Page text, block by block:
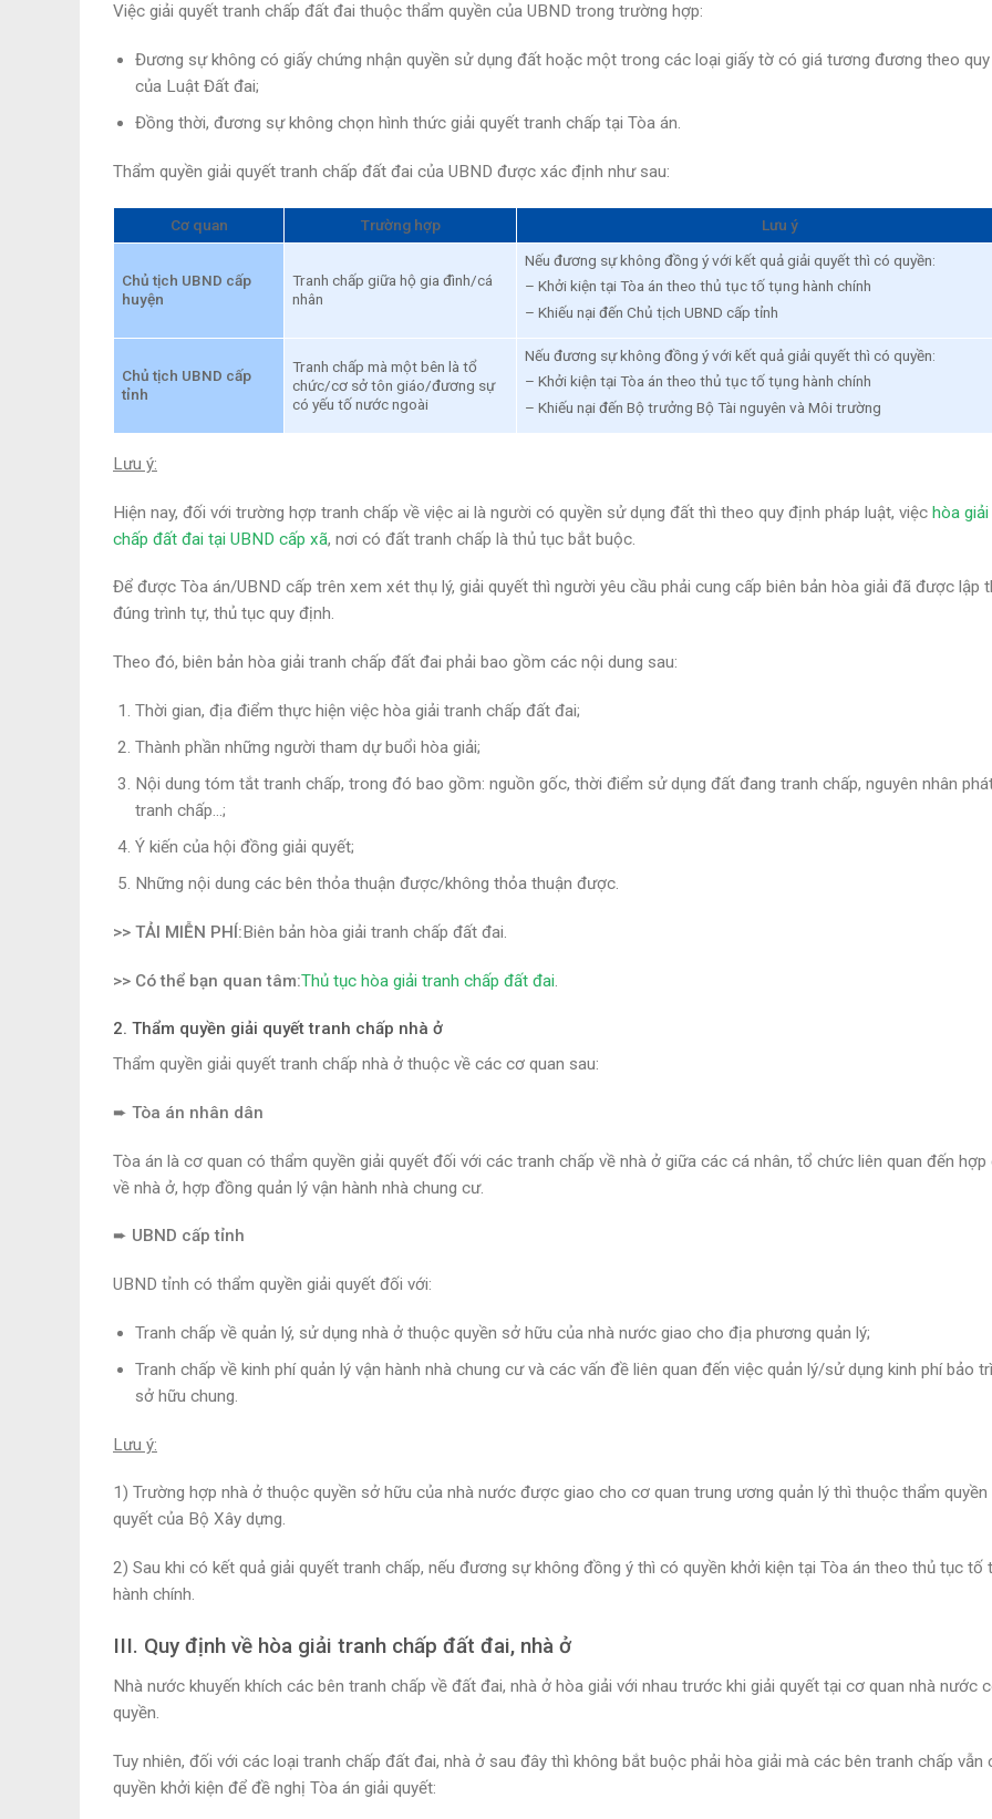
Việc giải quyết tranh chấp đất đai thuộc thẩm quyền của UBND trong trường hợp:
Đương sự không có giấy chứng nhận quyền sử dụng đất hoặc một trong các loại giấy tờ có giá tương đương theo
của Luật Đất đai;
Đồng thời, đương sự không chọn hình thức giải quyết tranh chấp tại Tòa án.
Thẩm quyền giải quyết tranh chấp đất đai của UBND được xác định như sau:
Cơ quan Trường hợp Lưu ý
Chủ tịch UBND cấp
huyện
Tranh chấp giữa hộ gia đình/cá
nhân
Nếu đương sự không đồng ý với kết quả giải quyết thì có quyền:
– Khởi kiện tại Tòa án theo thủ tục tố tụng hành chính
– Khiếu nại đến Chủ tịch UBND cấp tỉnh
Chủ tịch UBND cấp
tỉnh
Tranh chấp mà một bên là tổ
chức/cơ sở tôn giáo/đương sự
có yếu tố nước ngoài
Nếu đương sự không đồng ý với kết quả giải quyết thì có quyền:
– Khởi kiện tại Tòa án theo thủ tục tố tụng hành chính
– Khiếu nại đến Bộ trưởng Bộ Tài nguyên và Môi trường
Lưu ý:
Hiện nay, đối với trường hợp tranh chấp về việc ai là người có quyền sử dụng đất thì theo quy định pháp luật, việc hòa
chấp đất đai tại UBND cấp xã, nơi có đất tranh chấp là thủ tục bắt buộc.
Để được Tòa án/UBND cấp trên xem xét thụ lý, giải quyết thì người yêu cầu phải cung cấp biên bản hòa giải đã được lập
đúng trình tự, thủ tục quy định.
Theo đó, biên bản hòa giải tranh chấp đất đai phải bao gồm các nội dung sau:
Thời gian, địa điểm thực hiện việc hòa giải tranh chấp đất đai;
Thành phần những người tham dự buổi hòa giải;
Nội dung tóm tắt tranh chấp, trong đó bao gồm: nguồn gốc, thời điểm sử dụng đất đang tranh chấp, nguyên nhân
tranh chấp…;
Ý kiến của hội đồng giải quyết;
Những nội dung các bên thỏa thuận được/không thỏa thuận được.
>> TẢI MIỄN PHÍ:Biên bản hòa giải tranh chấp đất đai.
>> Có thể bạn quan tâm:Thủ tục hòa giải tranh chấp đất đai.
2. Thẩm quyền giải quyết tranh chấp nhà ở
Thẩm quyền giải quyết tranh chấp nhà ở thuộc về các cơ quan sau:
➨ Tòa án nhân dân
Tòa án là cơ quan có thẩm quyền giải quyết đối với các tranh chấp về nhà ở giữa các cá nhân, tổ chức liên quan đến hợp
về nhà ở, hợp đồng quản lý vận hành nhà chung cư.
➨ UBND cấp tỉnh
UBND tỉnh có thẩm quyền giải quyết đối với:
Tranh chấp về quản lý, sử dụng nhà ở thuộc quyền sở hữu của nhà nước giao cho địa phương quản lý;
Tranh chấp về kinh phí quản lý vận hành nhà chung cư và các vấn đề liên quan đến việc quản lý/sử dụng kinh phí bảo
sở hữu chung.
Lưu ý:
1) Trường hợp nhà ở thuộc quyền sở hữu của nhà nước được giao cho cơ quan trung ương quản lý thì thuộc thẩm quyền
quyết của Bộ Xây dựng.
2) Sau khi có kết quả giải quyết tranh chấp, nếu đương sự không đồng ý thì có quyền khởi kiện tại Tòa án theo thủ tục tố
hành chính.
III. Quy định về hòa giải tranh chấp đất đai, nhà ở
Nhà nước khuyến khích các bên tranh chấp về đất đai, nhà ở hòa giải với nhau trước khi giải quyết tại cơ quan nhà nước
quyền.
Tuy nhiên, đối với các loại tranh chấp đất đai, nhà ở sau đây thì không bắt buộc phải hòa giải mà các bên tranh chấp vẫn
quyền khởi kiện để đề nghị Tòa án giải quyết: